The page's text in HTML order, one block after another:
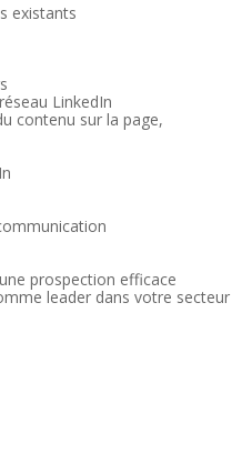
existants
LinkedIn
contenu sur la page,
prospection efficace
leader dans votre secteur